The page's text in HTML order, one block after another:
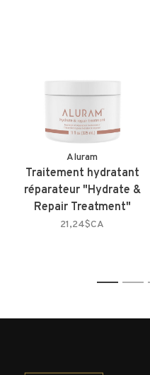
Aluram
Traitement hydratant
réparateur "Hydrate &
Repair Treatment"
21,24$CA
1 2